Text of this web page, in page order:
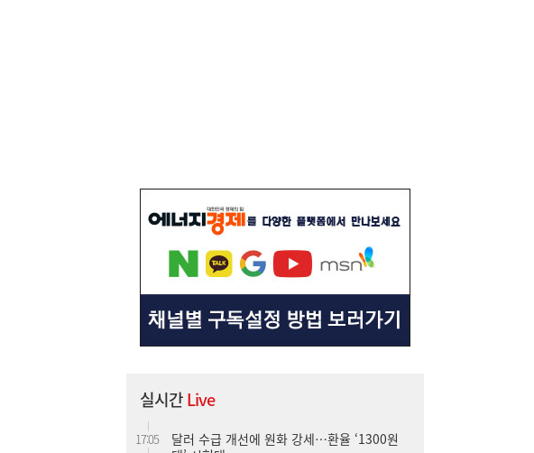
실시간Live
[송윤주의 부동산생태계] 첫발 뗀 ‘적금주
택’…주거사다리 기능할까
17:05
대’ 시험대